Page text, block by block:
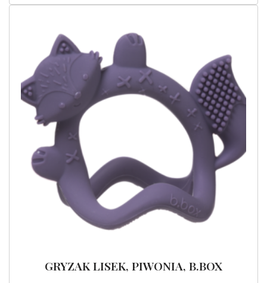
GRYZAK LISEK, PIWONIA, B.BOX